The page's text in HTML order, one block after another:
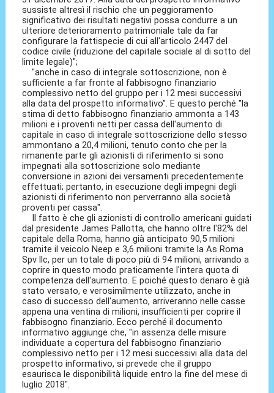
sussiste altresì il rischio che un peggioramento
significativo dei risultati negativi possa condurre a un
ulteriore deterioramento patrimoniale tale da far
configurare la fattispecie di cui all'articolo 2447 del
codice civile (riduzione del capitale sociale al di sotto del
limite legale)";
"anche in caso di integrale sottoscrizione, non è
sufficiente a far fronte al fabbisogno finanziario
complessivo netto del gruppo per i 12 mesi successivi
alla data del prospetto informativo". E questo perché "la
stima di detto fabbisogno finanziario ammonta a 143
milioni e i proventi netti per cassa dell'aumento di
capitale in caso di integrale sottoscrizione dello stesso
ammontano a 20,4 milioni, tenuto conto che per la
rimanente parte gli azionisti di riferimento si sono
impegnati alla sottoscrizione solo mediante
conversione in azioni dei versamenti precedentemente
effettuati; pertanto, in esecuzione degli impegni degli
azionisti di riferimento non perverranno alla società
proventi per cassa".
Il fatto è che gli azionisti di controllo americani guidati
dal presidente James Pallotta, che hanno oltre l'82% del
capitale della Roma, hanno già anticipato 90,5 milioni
tramite il veicolo Neep e 3,6 milioni tramite la As Roma
Spv llc, per un totale di poco più di 94 milioni, arrivando a
coprire in questo modo praticamente l'intera quota di
competenza dell'aumento. E poiché questo denaro è già
stato versato, e verosimilmente utilizzato, anche in
caso di successo dell'aumento, arriveranno nelle casse
appena una ventina di milioni, insufficienti per coprire il
fabbisogno finanziario. Ecco perché il documento
informativo aggiunge che, "in assenza delle misure
individuate a copertura del fabbisogno finanziario
complessivo netto per i 12 mesi successivi alla data del
prospetto informativo, si prevede che il gruppo
esaurisca le disponibilità liquide entro la fine del mese di
luglio 2018″.